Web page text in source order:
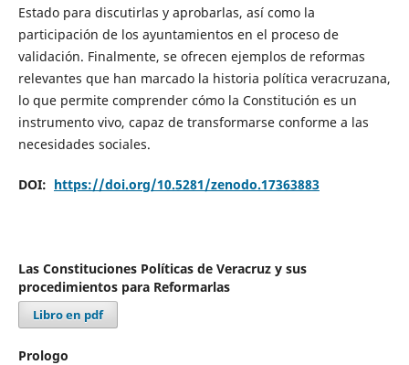
Estado para discutirlas y aprobarlas, así como la
participación de los ayuntamientos en el proceso de
validación. Finalmente, se ofrecen ejemplos de reformas
relevantes que han marcado la historia política veracruzana,
lo que permite comprender cómo la Constitución es un
instrumento vivo, capaz de transformarse conforme a las
necesidades sociales.
DOI: https://doi.org/10.5281/zenodo.17363883
Las Constituciones Políticas de Veracruz y sus
procedimientos para Reformarlas
Libro en pdf
Prologo